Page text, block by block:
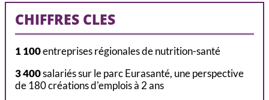
CHIFFRES CLES
1 100entreprises régionales de nutrition-santé
3 400salariés sur le parc Eurasanté, une perspective
de 180 créations d'emplois à 2 ans